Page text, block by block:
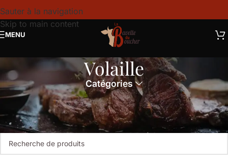
Sauter à la navigation
Skip to main content
MENU
Volaille
Catégories
Accueil Boucherie Volaille
Aucun produit ne correspond à votre sélection.